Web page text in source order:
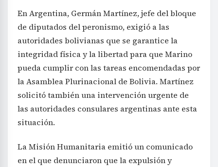
En Argentina, Germán Martínez, jefe del bloque
de diputados del peronismo, exigió a las
autoridades bolivianas que se garantice la
integridad física y la libertad para que Marino
pueda cumplir con las tareas encomendadas por
la Asamblea Plurinacional de Bolivia. Martínez
solicitó también una intervención urgente de
las autoridades consulares argentinas ante esta
situación.
La Misión Humanitaria emitió un comunicado
en el que denunciaron que la expulsión y